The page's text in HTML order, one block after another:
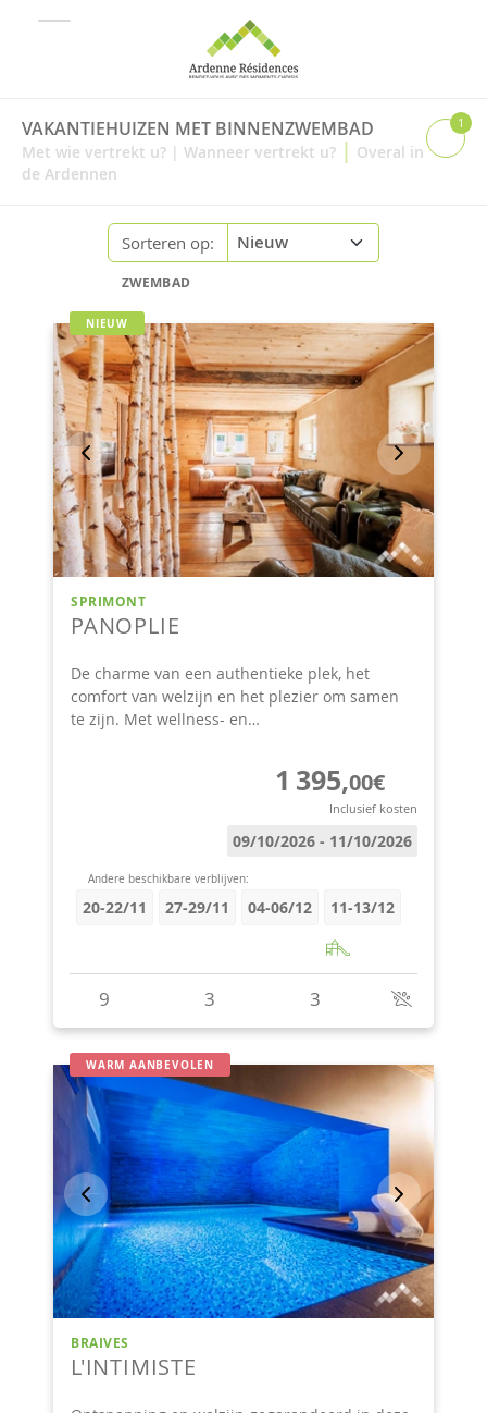
VAKANTIEHUIZEN MET BINNENZWEMBAD
Met wie vertrekt u? | Wanneer vertrekt u? | Overal in
de Ardennen
1
Sorteren op:
ZWEMBAD